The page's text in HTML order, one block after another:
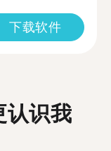
下载软件
认识我